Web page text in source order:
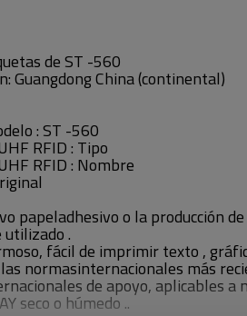
de ST -560
Guangdong China (continental)
: ST -560
RFID : Tipo
RFID : Nombre
papeladhesivo o la producción
.
fácil de imprimir texto ,
normasinternacionales más
de apoyo, aplicables a
seco o húmedo ..